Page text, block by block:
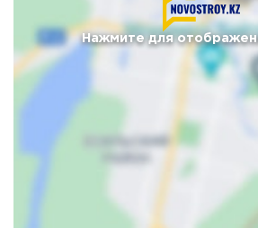
Нажмите для